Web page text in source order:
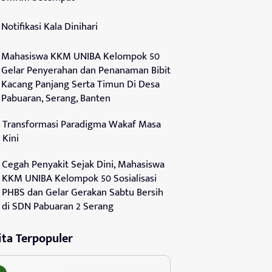
Notifikasi Kala Dinihari
Mahasiswa KKM UNIBA Kelompok 50
Gelar Penyerahan dan Penanaman Bibit
Kacang Panjang Serta Timun Di Desa
Pabuaran, Serang, Banten
Transformasi Paradigma Wakaf Masa
Kini
Cegah Penyakit Sejak Dini, Mahasiswa
KKM UNIBA Kelompok 50 Sosialisasi
PHBS dan Gelar Gerakan Sabtu Bersih
di SDN Pabuaran 2 Serang
Terpopuler